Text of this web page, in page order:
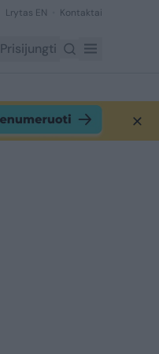
Lrytas EN Kontaktai
Prisijungti